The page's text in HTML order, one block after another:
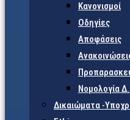
Κανονισμοί
Οδηγίες
Αποφάσεις
Νομολογία
Δικαιώματα -